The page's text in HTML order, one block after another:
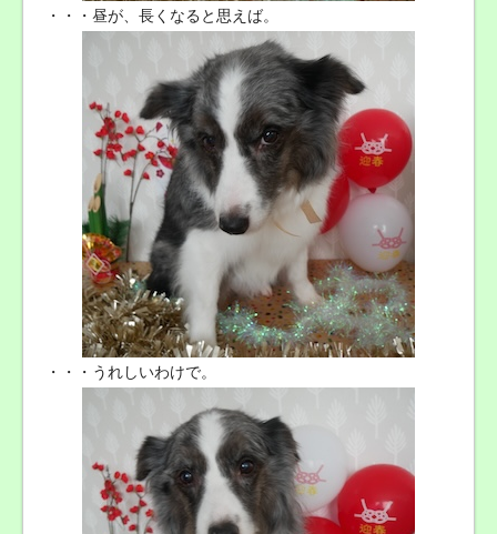
・・・昼が、長くなると思えば。
・・・うれしいわけで。